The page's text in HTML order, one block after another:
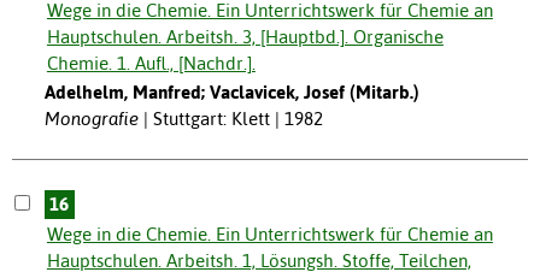
Wege in die Chemie. Ein Unterrichtswerk für Chemie an
Hauptschulen. Arbeitsh. 3, [Hauptbd.]. Organische
Chemie. 1. Aufl., [Nachdr.].
Adelhelm, Manfred; Vaclavicek, Josef (Mitarb.)
Monografie
Stuttgart: Klett | 1982
16
Wege in die Chemie. Ein Unterrichtswerk für Chemie an
Hauptschulen. Arbeitsh. 1, Lösungsh. Stoffe, Teilchen,